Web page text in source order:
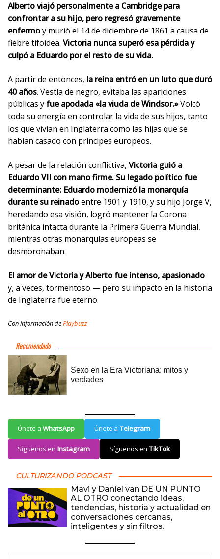
Alberto viajó personalmente a Cambridge para
confrontar a su hijo, pero regresó gravemente
enfermoy murió el 14 de diciembre de 1861 a causa de
fiebre tifoidea. Victoria nunca superó esa pérdida y
culpó a Eduardo por el resto de su vida.
A partir de entonces, la reina entró en un luto que duró
40 años. Vestía de negro, evitaba las apariciones
públicas y fue apodada «la viuda de Windsor.»Volcó
toda su energía en controlar la vida de sus hijos, tanto
los que vivían en Inglaterra como las hijas que se
habían casado con príncipes europeos.
A pesar de la relación conflictiva, Victoria guió a
Eduardo VII con mano firme. Su legado político fue
determinante: Eduardo modernizó la monarquía
durante su reinadoentre 1901 y 1910, y su hijo Jorge V,
heredando esa visión, logró mantener la Corona
británica intacta durante la Primera Guerra Mundial,
mientras otras monarquías europeas se
desmoronaban.
El amor de Victoria y Alberto fue intenso, apasionado
y, a veces, tormentoso — pero su impacto en la historia
de Inglaterra fue eterno.
Con información dePlaybuzz
Únete a WhatsApp Únete a Telegram
Síguenos en Instagram Síguenos en TikTok
CULTURIZANDO PODCAST
Mavi y Daniel van DE UN PUNTO
AL OTRO conectando ideas,
tendencias, historia y actualidad en
conversaciones cercanas,
inteligentes y sin filtros.